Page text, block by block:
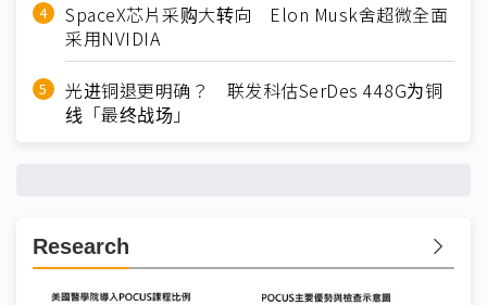
SpaceX芯片采购大转向 Elon Musk舍超微全面
采用NVIDIA
光进铜退更明确？ 联发科估SerDes 448G为铜
线「最终战场」
Research